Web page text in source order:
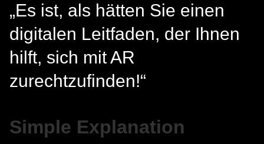
„Es ist, als hätten Sie einen
digitalen Leitfaden, der Ihnen
hilft, sich mit AR
zurechtzufinden!“
Simple Explanation